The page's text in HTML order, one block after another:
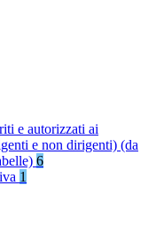
e autorizzati ai
e non dirigenti) (da
6
1